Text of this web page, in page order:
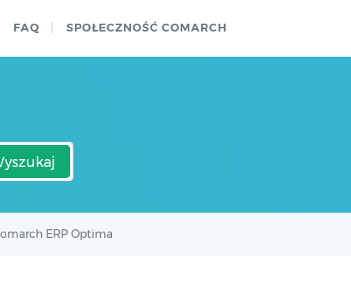
FAQ SPOŁECZNOŚĆ COMARCH
ERP Optima